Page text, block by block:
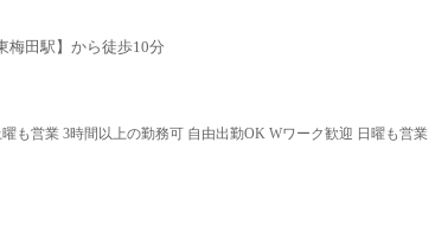
梅田駅】から徒歩10分
も営業 3時間以上の勤務可 自由出勤OK Wワーク歓迎 日曜も営業